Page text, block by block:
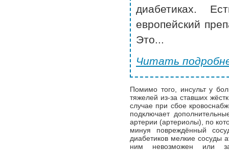
диабетиках.
европейский
Это...
Читать
Помимо того, инсульт у
тяжелей из-за ставших
случае при сбое
подключает
артерии (артериолы), по
минуя повреждённый
диабетиков мелкие сосуды
ним невозможен или